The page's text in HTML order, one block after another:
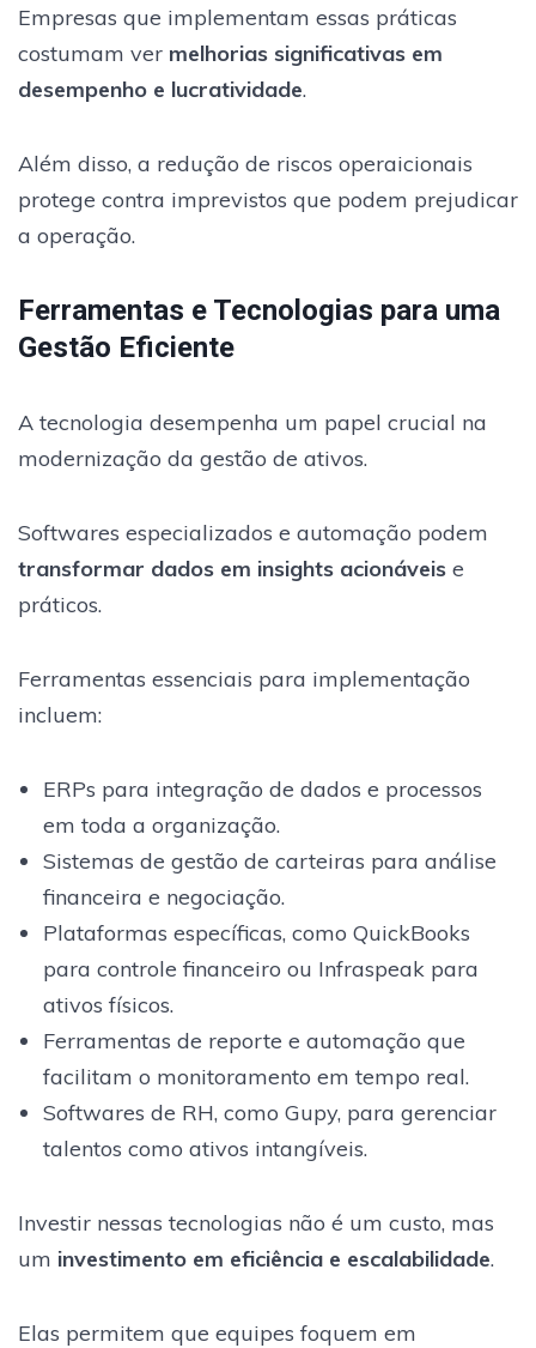
Empresas que implementam essas práticas
costumam ver melhorias significativas em
desempenho e lucratividade.
Além disso, a redução de riscos operaicionais
protege contra imprevistos que podem prejudicar
a operação.
Ferramentas e Tecnologias para uma
Gestão Eficiente
A tecnologia desempenha um papel crucial na
modernização da gestão de ativos.
Softwares especializados e automação podem
transformar dados em insights acionáveis e
práticos.
Ferramentas essenciais para implementação
incluem:
ERPs para integração de dados e processos
em toda a organização.
Sistemas de gestão de carteiras para análise
financeira e negociação.
Plataformas específicas, como QuickBooks
para controle financeiro ou Infraspeak para
ativos físicos.
Ferramentas de reporte e automação que
facilitam o monitoramento em tempo real.
Softwares de RH, como Gupy, para gerenciar
talentos como ativos intangíveis.
Investir nessas tecnologias não é um custo, mas
um investimento em eficiência e escalabilidade.
Elas permitem que equipes foquem em